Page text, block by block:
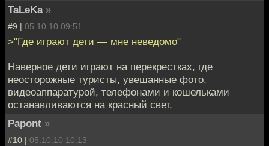
TaLeKa »
#9 | 05.10.10 09:51
>"Где играют дети — мне неведомо"
Наверное дети играют на перекрестках, где
неосторожные туристы, увешанные фото,
видеоаппаратурой, телефонами и кошельками
останавливаются на красный свет.
Papont »
#10 | 05.10.10 10:13